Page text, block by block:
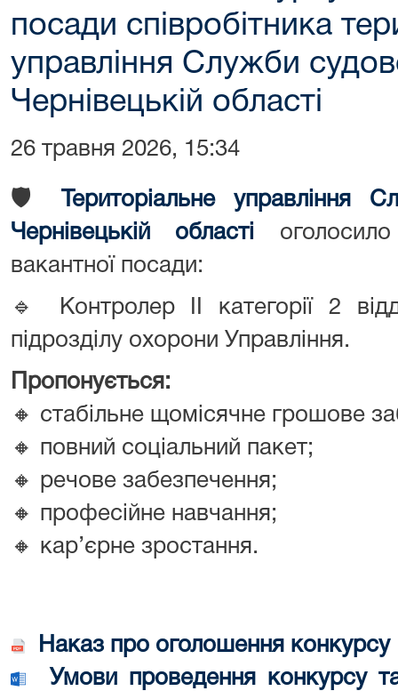
посади співробітника
управління Служби
Чернівецькій області
26 травня 2026, 15:34
🛡️
ериторіальне управління
Чернівецькій області
вакантної посади:
🔹 Контролер ІІ категорії 2
підрозділу охорони Управління.
Пропонується:
🔸 стабільне щомісячне грошове
🔸 повний соціальний пакет;
🔸 речове забезпечення;
🔸 професійне навчання;
🔸 кар’єрне зростання.
Наказ про оголошення конкурсу
Умови проведення конкурсу